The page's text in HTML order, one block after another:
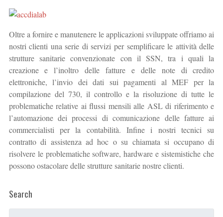
Oltre a fornire e manutenere le applicazioni sviluppate offriamo ai
nostri clienti una serie di servizi per semplificare le attività delle
strutture sanitarie convenzionate con il SSN, tra i quali la
creazione e l’inoltro delle fatture e delle note di credito
elettroniche, l’invio dei dati sui pagamenti al MEF per la
compilazione del 730, il controllo e la risoluzione di tutte le
problematiche relative ai flussi mensili alle ASL di riferimento e
l’automazione dei processi di comunicazione delle fatture ai
commercialisti per la contabilità. Infine i nostri tecnici su
contratto di assistenza ad hoc o su chiamata si occupano di
risolvere le problematiche software, hardware e sistemistiche che
possono ostacolare delle strutture sanitarie nostre clienti.
Search